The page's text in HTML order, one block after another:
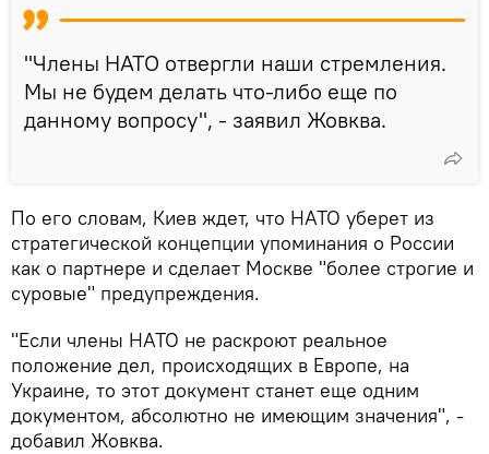
"Члены НАТО отвергли наши стремления.
Мы не будем делать что-либо еще по
данному вопросу", - заявил Жовква.
По его словам, Киев ждет, что НАТО уберет из
стратегической концепции упоминания о России
как о партнере и сделает Москве "более строгие и
суровые" предупреждения.
"Если члены НАТО не раскроют реальное
положение дел, происходящих в Европе, на
Украине, то этот документ станет еще одним
документом, абсолютно не имеющим значения", -
добавил Жовква.